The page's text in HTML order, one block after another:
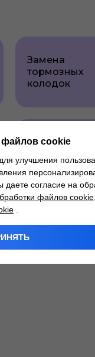
Замена
тормозных
колодок
Замена
блока
ABS/ESP
файлов cookie
улучшения
согласие на
файлов cookie